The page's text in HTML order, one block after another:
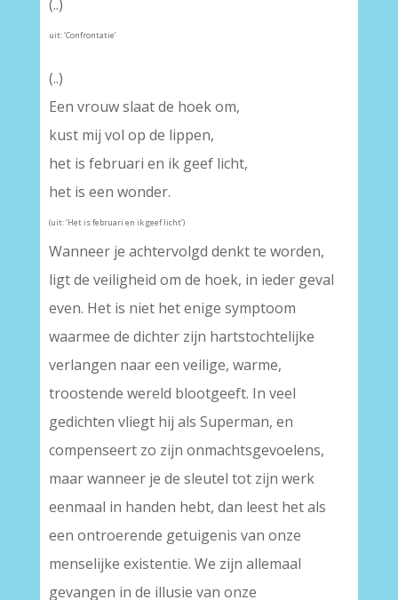
(..)
uit: ‘Confrontatie’
(..)
Een vrouw slaat de hoek om,
kust mij vol op de lippen,
het is februari en ik geef licht,
het is een wonder.
(uit: ‘Het is februari en ik geef licht’)
Wanneer je achtervolgd denkt te worden,
ligt de veiligheid om de hoek, in ieder geval
even. Het is niet het enige symptoom
waarmee de dichter zijn hartstochtelijke
verlangen naar een veilige, warme,
troostende wereld blootgeeft. In veel
gedichten vliegt hij als Superman, en
compenseert zo zijn onmachtsgevoelens,
maar wanneer je de sleutel tot zijn werk
eenmaal in handen hebt, dan leest het als
een ontroerende getuigenis van onze
menselijke existentie. We zijn allemaal
gevangen in de illusie van onze